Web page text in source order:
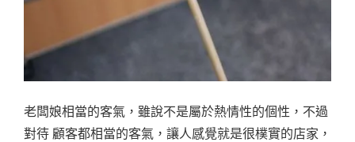
老闆娘相當的客氣，雖說不是屬於熱情性的個性，不過
對待 顧客都相當的客氣，讓人感覺就是很樸實的店家，